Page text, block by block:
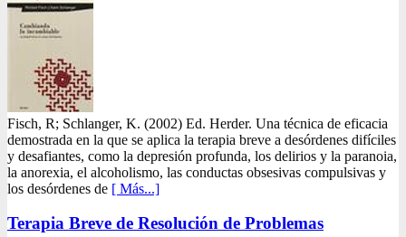
Fisch, R; Schlanger, K. (2002) Ed. Herder. Una técnica de eficacia
demostrada en la que se aplica la terapia breve a desórdenes difíciles
y desafiantes, como la depresión profunda, los delirios y la paranoia,
la anorexia, el alcoholismo, las conductas obsesivas compulsivas y
los desórdenes de [ Más...]
Terapia Breve de Resolución de Problemas